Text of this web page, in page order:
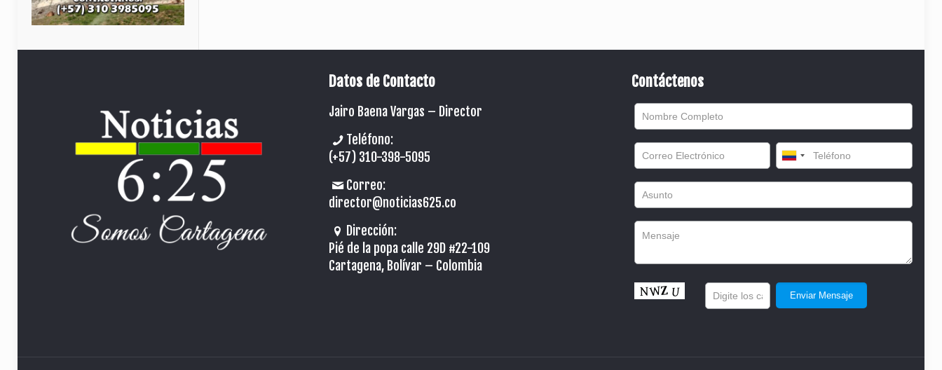
Datos de Contacto
Jairo Baena Vargas – Director
Teléfono:
(+57) 310-398-5095
Correo:
director@noticias625.co
Dirección:
Pié de la popa calle 29D #22-109
Cartagena, Bolívar – Colombia
Contáctenos